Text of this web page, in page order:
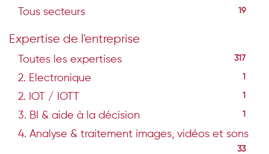
Tous secteurs 19
Expertise de l'entreprise
Toutes les expertises 317
2. Electronique 1
2. IOT / IOTT 1
3. BI & aide à la décision 1
4. Analyse & traitement images, vidéos et sons
33